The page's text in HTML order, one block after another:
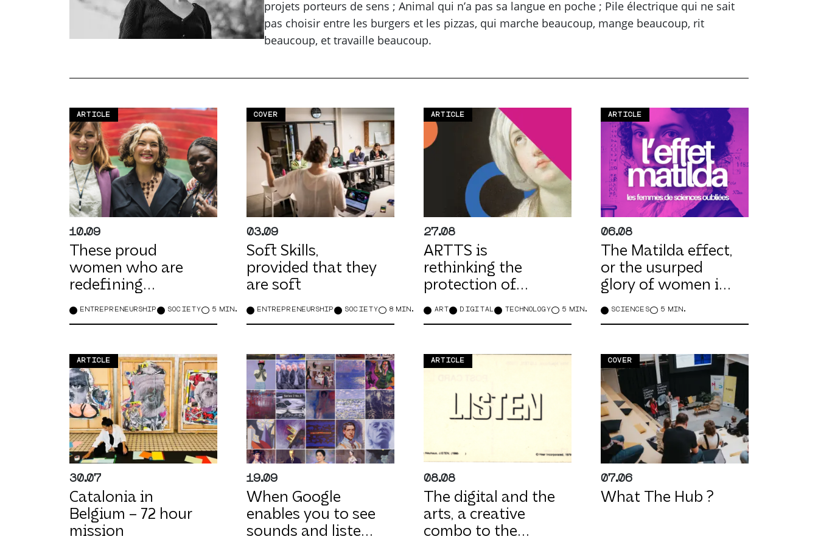
projets porteurs de sens ; Animal qui n’a pas sa langue en poche ; Pile électrique qui ne sait
pas choisir entre les burgers et les pizzas, qui marche beaucoup, mange beaucoup, rit
beaucoup, et travaille beaucoup.
ARTICLE
10.09
These proud
women who are
redefining
empowerment
ENTREPRENEURSHIP SOCIETY 5 MIN.
COVER
03.09
Soft Skills,
provided that they
are soft
ENTREPRENEURSHIP SOCIETY 8 MIN.
ARTICLE
27.08
ARTTS is
rethinking the
protection of
artworks by
means of
ART DIGITAL TECHNOLOGY 5 MIN.
ARTICLE
06.08
The Matilda effect,
or the usurped
glory of women in
the sciences
SCIENCES 5 MIN.
ARTICLE
30.07
Catalonia in
Belgium – 72 hour
mission
19.09
When Google
enables you to see
sounds and listen
ARTICLE
08.08
The digital and the
arts, a creative
combo to the
COVER
07.06
What The Hub ?